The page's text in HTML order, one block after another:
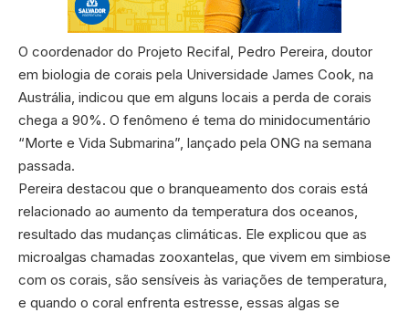
O coordenador do Projeto Recifal, Pedro Pereira, doutor
em biologia de corais pela Universidade James Cook, na
Austrália, indicou que em alguns locais a perda de corais
chega a 90%. O fenômeno é tema do minidocumentário
“Morte e Vida Submarina”, lançado pela ONG na semana
passada.
Pereira destacou que o branqueamento dos corais está
relacionado ao aumento da temperatura dos oceanos,
resultado das mudanças climáticas. Ele explicou que as
microalgas chamadas zooxantelas, que vivem em simbiose
com os corais, são sensíveis às variações de temperatura,
e quando o coral enfrenta estresse, essas algas se